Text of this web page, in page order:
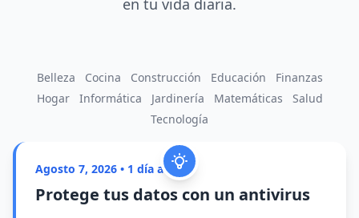
Belleza Cocina Construcción Educación
Finanzas
Hogar
Informática Jardinería Matemáticas
Salud
Tecnología
Agosto 7, 2026 • 1 día atrás
Protege tus datos con un antivirus